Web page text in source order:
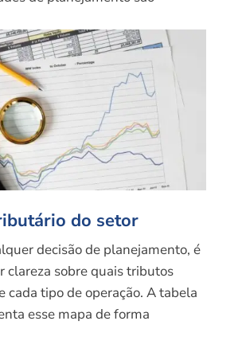
do setor
decisão de planejamento, é
clareza sobre quais tributos
cada tipo de operação. A tabela
esse mapa de forma